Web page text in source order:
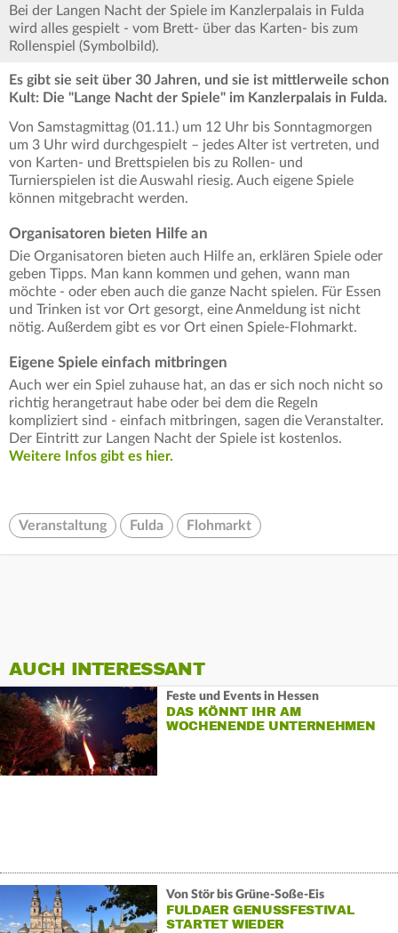
Bei der Langen Nacht der Spiele im Kanzlerpalais in Fulda
wird alles gespielt - vom Brett- über das Karten- bis zum
Rollenspiel (Symbolbild).
Es gibt sie seit über 30 Jahren, und sie ist mittlerweile schon
Kult: Die "Lange Nacht der Spiele" im Kanzlerpalais in Fulda.
Von Samstagmittag (01.11.) um 12 Uhr bis Sonntagmorgen
um 3 Uhr wird durchgespielt – jedes Alter ist vertreten, und
von Karten- und Brettspielen bis zu Rollen- und
Turnierspielen ist die Auswahl riesig. Auch eigene Spiele
können mitgebracht werden.
Organisatoren bieten Hilfe an
Die Organisatoren bieten auch Hilfe an, erklären Spiele oder
geben Tipps. Man kann kommen und gehen, wann man
möchte - oder eben auch die ganze Nacht spielen. Für Essen
und Trinken ist vor Ort gesorgt, eine Anmeldung ist nicht
nötig. Außerdem gibt es vor Ort einen Spiele-Flohmarkt.
Eigene Spiele einfach mitbringen
Auch wer ein Spiel zuhause hat, an das er sich noch nicht so
richtig herangetraut habe oder bei dem die Regeln
kompliziert sind - einfach mitbringen, sagen die Veranstalter.
Der Eintritt zur Langen Nacht der Spiele ist kostenlos.
Weitere Infos gibt es hier.
Veranstaltung Fulda Flohmarkt
AUCH INTERESSANT
Feste und Events in Hessen
DAS KÖNNT IHR AM
WOCHENENDE UNTERNEHMEN
Von Stör bis Grüne-Soße-Eis
FULDAER GENUSSFESTIVAL
STARTET WIEDER